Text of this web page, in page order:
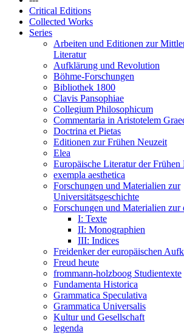
Critical Editions
Collected Works
Series
Arbeiten und Editionen zur
Literatur
Aufklärung und Revolution
Böhme-Forschungen
Bibliothek 1800
Clavis Pansophiae
Collegium Philosophicum
Commentaria in Aristotelem
Doctrina et Pietas
Editionen zur Frühen Neuzeit
Elea
Europäische Literatur der Frühen
exempla aesthetica
Forschungen und Materialien zur
Universitätsgeschichte
Forschungen und Materialien
I: Texte
II: Monographien
III: Indices
Freidenker der europäischen
Freud heute
frommann-holzboog Studientexte
Fundamenta Historica
Grammatica Speculativa
Grammatica Universalis
Kultur und Gesellschaft
legenda